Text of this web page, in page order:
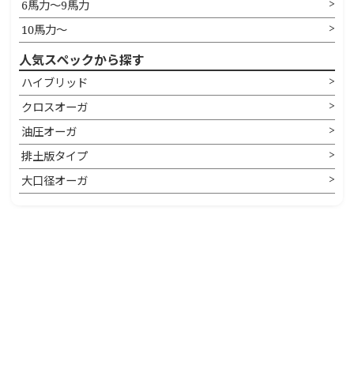
6馬力〜9馬力
10馬力〜
人気スペックから探す
ハイブリッド
クロスオーガ
油圧オーガ
排土版タイプ
大口径オーガ